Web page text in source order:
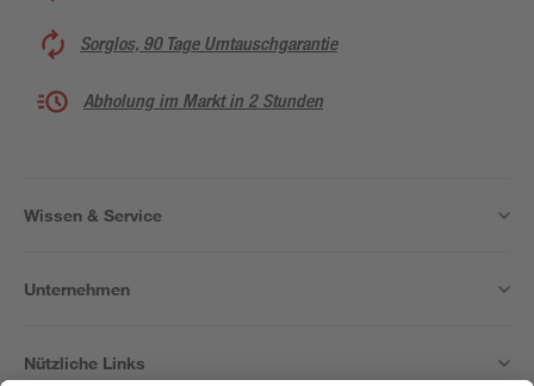
Sorglos, 90 Tage Umtauschgarantie
Abholung im Markt in 2 Stunden
Wissen & Service
Unternehmen
Nützliche Links